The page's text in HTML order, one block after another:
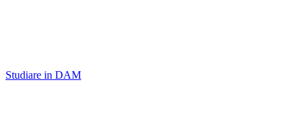
Studiare in DAM